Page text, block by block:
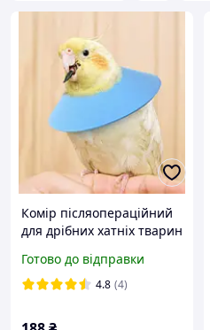
Комір післяопераційний
для дрібних хатніх тварин
Готово до відправки
4.8 (4)